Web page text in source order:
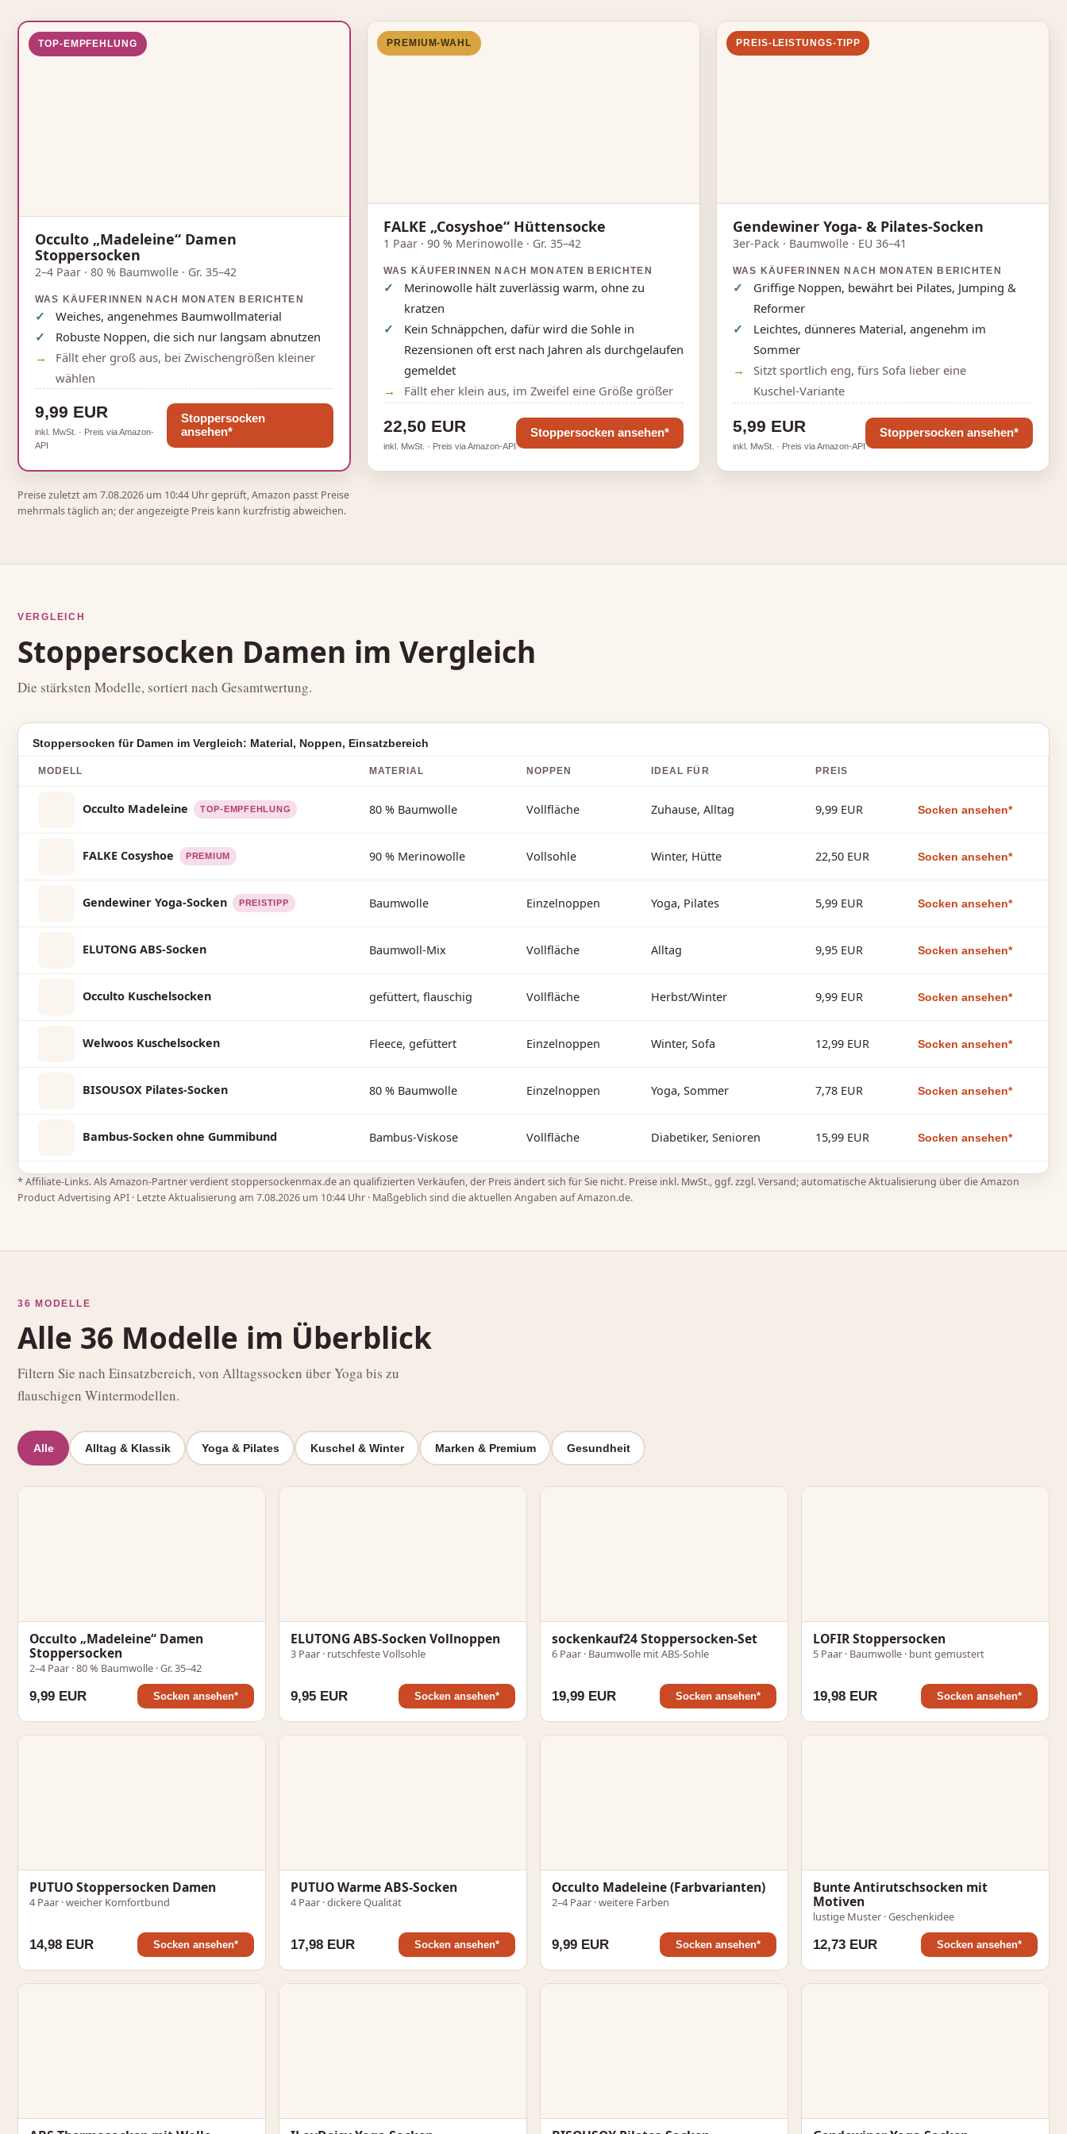
TOP-EMPFEHLUNG
Occulto „Madeleine“ Damen
Stoppersocken
2–4 Paar · 80 % Baumwolle · Gr. 35–42
WAS KÄUFERINNEN NACH MONATEN BERICHTEN
Weiches, angenehmes Baumwollmaterial
Robuste Noppen, die sich nur langsam abnutzen
Fällt eher groß aus, bei Zwischengrößen kleiner
wählen
9,99 EUR
inkl. MwSt. · Preis via Amazon-
API
Stoppersocken
ansehen*
PREMIUM‑WAHL
FALKE „Cosyshoe“ Hüttensocke
1 Paar · 90 % Merinowolle · Gr. 35–42
WAS KÄUFERINNEN NACH MONATEN BERICHTEN
Merinowolle hält zuverlässig warm, ohne zu
kratzen
Kein Schnäppchen, dafür wird die Sohle in
Rezensionen oft erst nach Jahren als durchgelaufen
gemeldet
Fällt eher klein aus, im Zweifel eine Größe größer
22,50 EUR
inkl. MwSt. · Preis via Amazon-API
Stoppersocken ansehen*
PREIS‑LEISTUNGS‑TIPP
Gendewiner Yoga‑ & Pilates‑Socken
3er‑Pack · Baumwolle · EU 36–41
WAS KÄUFERINNEN NACH MONATEN BERICHTEN
Griffige Noppen, bewährt bei Pilates, Jumping &
Reformer
Leichtes, dünneres Material, angenehm im
Sommer
Sitzt sportlich eng, fürs Sofa lieber eine
Kuschel‑Variante
5,99 EUR
inkl. MwSt. · Preis via Amazon-API
Stoppersocken ansehen*
Preise zuletzt am 7.08.2026 um 10:44 Uhr geprüft, Amazon passt Preise
mehrmals täglich an; der angezeigte Preis kann kurzfristig abweichen.
VERGLEICH
Stoppersocken Damen im Vergleich
Die stärksten Modelle, sortiert nach Gesamtwertung.
Stoppersocken für Damen im Vergleich: Material, Noppen, Einsatzbereich
MODELL MATERIAL NOPPEN IDEAL FÜR PREIS
Occulto Madeleine TOP-EMPFEHLUNG 80 % Baumwolle Vollfläche Zuhause, Alltag 9,99 EUR Socken ansehen*
FALKE Cosyshoe PREMIUM 90 % Merinowolle Vollsohle Winter, Hütte 22,50 EUR Socken ansehen*
Gendewiner Yoga-Socken PREISTIPP Baumwolle Einzelnoppen Yoga, Pilates 5,99 EUR Socken ansehen*
ELUTONG ABS-Socken Baumwoll-Mix Vollfläche Alltag 9,95 EUR Socken ansehen*
Occulto Kuschelsocken gefüttert, flauschig Vollfläche Herbst/Winter 9,99 EUR Socken ansehen*
Welwoos Kuschelsocken Fleece, gefüttert Einzelnoppen Winter, Sofa 12,99 EUR Socken ansehen*
BISOUSOX Pilates-Socken 80 % Baumwolle Einzelnoppen Yoga, Sommer 7,78 EUR Socken ansehen*
Bambus-Socken ohne Gummibund Bambus-Viskose Vollfläche Diabetiker, Senioren 15,99 EUR Socken ansehen*
* Affiliate‑Links. Als Amazon‑Partner verdient stoppersockenmax.de an qualifizierten Verkäufen, der Preis ändert sich für Sie nicht. Preise inkl. MwSt., ggf. zzgl. Versand; automatische Aktualisierung über die Amazon
Product Advertising API · Letzte Aktualisierung am 7.08.2026 um 10:44 Uhr · Maßgeblich sind die aktuellen Angaben auf Amazon.de.
36 MODELLE
Alle 36 Modelle im Überblick
Filtern Sie nach Einsatzbereich, von Alltagssocken über Yoga bis zu
flauschigen Wintermodellen.
Alle Alltag & Klassik Yoga & Pilates Kuschel & Winter Marken & Premium Gesundheit
Occulto „Madeleine“ Damen
Stoppersocken
2–4 Paar · 80 % Baumwolle · Gr. 35–42
9,99 EUR Socken ansehen*
ELUTONG ABS-Socken Vollnoppen
3 Paar · rutschfeste Vollsohle
9,95 EUR Socken ansehen*
sockenkauf24 Stoppersocken-Set
6 Paar · Baumwolle mit ABS-Sohle
19,99 EUR Socken ansehen*
LOFIR Stoppersocken
5 Paar · Baumwolle · bunt gemustert
19,98 EUR Socken ansehen*
PUTUO Stoppersocken Damen
4 Paar · weicher Komfortbund
14,98 EUR Socken ansehen*
PUTUO Warme ABS-Socken
4 Paar · dickere Qualität
17,98 EUR Socken ansehen*
Occulto Madeleine (Farbvarianten)
2–4 Paar · weitere Farben
9,99 EUR Socken ansehen*
Bunte Antirutschsocken mit
Motiven
lustige Muster · Geschenkidee
12,73 EUR Socken ansehen*